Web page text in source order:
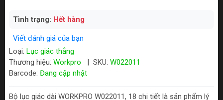
Tình trạng: Hết hàng
Viết đánh giá của bạn
Loại: Lục giác thẳng
Thương hiệu: Workpro SKU: W022011
Barcode: Đang cập nhật
Bộ lục giác dài WORKPRO W022011, 18 chi tiết là sản phẩm lý